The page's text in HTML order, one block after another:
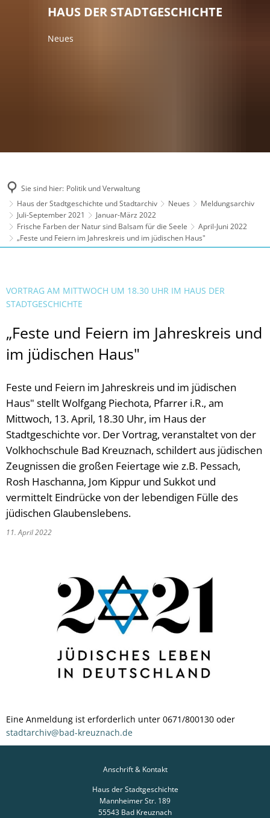
HAUS DER STADTGESCHICHTE
Neues
Sie sind hier: Politik und Verwaltung
Haus der Stadtgeschichte und Stadtarchiv
Neues
Meldungsarchiv
Juli-September 2021
Januar-März 2022
Frische Farben der Natur sind Balsam für die Seele
April-Juni 2022
„Feste und Feiern im Jahreskreis und im jüdischen Haus"
VORTRAG AM MITTWOCH UM 18.30 UHR IM HAUS DER
STADTGESCHICHTE
„Feste und Feiern im Jahreskreis und
im jüdischen Haus"
Feste und Feiern im Jahreskreis und im jüdischen
Haus" stellt Wolfgang Piechota, Pfarrer i.R., am
Mittwoch, 13. April, 18.30 Uhr, im Haus der
Stadtgeschichte vor. Der Vortrag, veranstaltet von der
Volkhochschule Bad Kreuznach, schildert aus jüdischen
Zeugnissen die großen Feiertage wie z.B. Pessach,
Rosh Haschanna, Jom Kippur und Sukkot und
vermittelt Eindrücke von der lebendigen Fülle des
jüdischen Glaubenslebens.
11. April 2022
Eine Anmeldung ist erforderlich unter 0671/800130 oder
stadtarchiv@bad-kreuznach.de
Anschrift & Kontakt
Haus der Stadtgeschichte
Mannheimer Str. 189
55543 Bad Kreuznach